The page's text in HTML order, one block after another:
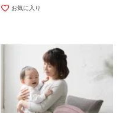
お気に入り